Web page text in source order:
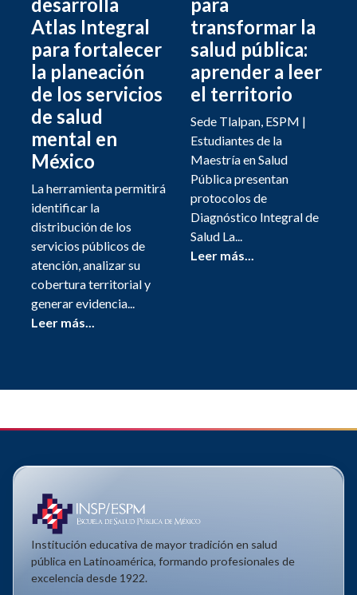
Atlas Integral
para fortalecer
la planeación
de los servicios
de salud
mental en
México
La herramienta permitirá
identificar la
distribución de los
servicios públicos de
atención, analizar su
cobertura territorial y
generar evidencia...
Leer más...
transformar la
salud pública:
aprender a leer
el territorio
Sede Tlalpan, ESPM |
Estudiantes de la
Maestría en Salud
Pública presentan
protocolos de
Diagnóstico Integral de
Salud La...
Leer más...
Institución educativa de mayor tradición en salud
pública en Latinoamérica, formando profesionales de
excelencia desde 1922.